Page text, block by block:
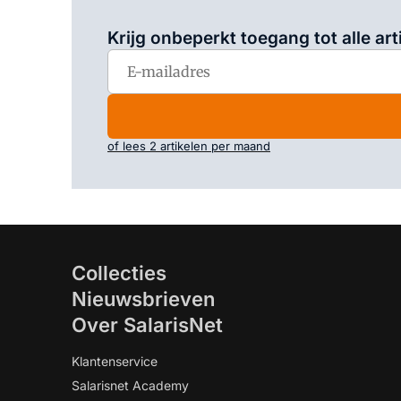
Krijg onbeperkt toegang tot alle
of lees 2 artikelen per maand
Collecties
Nieuwsbrieven
Over SalarisNet
Klantenservice
Salarisnet Academy